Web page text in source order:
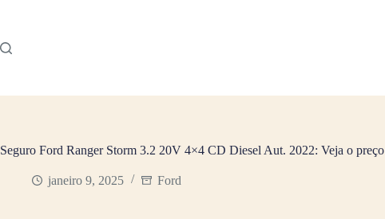
conteúdo
Seguro Ford Ranger Storm 3.2 20V 4×4 CD Diesel Aut. 2022: Veja o preço
janeiro 9, 2025 Ford